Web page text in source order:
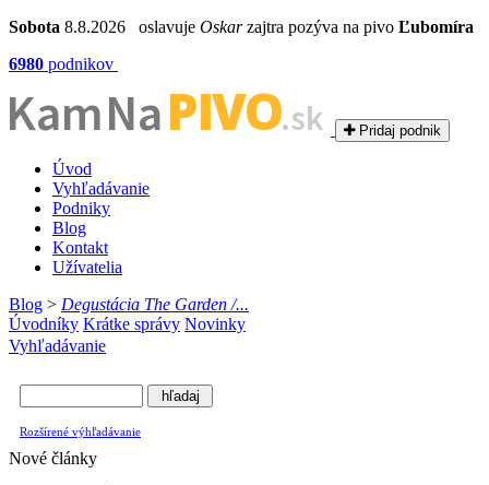
Sobota 8.8.2026 oslavuje Oskarzajtra pozýva na pivo Ľubomíra
6980 podnikov
Kam NaPIVO.sk Pridaj podnik
Úvod
Vyhľadávanie
Podniky
Blog
Kontakt
Užívatelia
Blog > Degustácia The Garden /...
Úvodníky Krátke správy Novinky
Vyhľadávanie
Rozšírené výhľadávanie
Nové články